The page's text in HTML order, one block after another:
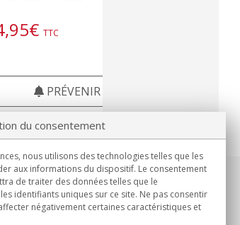
€ TTC
PRÉVENIR
9h00 - 15h00.
en
du consentement
nous utilisons des technologies telles que les
aux informations du dispositif. Le consentement
de traiter des données telles que le
identifiants uniques sur ce site. Ne pas consentir
négativement certaines caractéristiques et